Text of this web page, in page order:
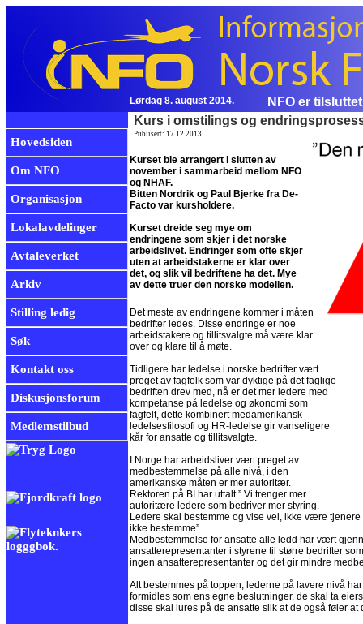
Lørdag 8. august 2014. NFO er
Hovedsiden
Om NFO
Organisasjon
Lokalavdelinger
Avtaleverket
Arkiv
Stilling ledig
Søk
Kontakt oss
Diskusjonsforum
Medlemstilbud
Kurs i omstilings og
Publisert: 17.12.2013
Kurset ble arrangert i slutten av
november i sammarbeid mellom NFO
og NHAF.
Bitten Nordrik og Paul Bjerke fra De-
Facto var kursholdere.
Kurset dreide seg mye om
endringene som skjer i det norske
arbeidslivet. Endringer som ofte skjer
uten at arbeidstakerne er klar over
det, og slik vil bedriftene ha det. Mye
av dette truer den norske modellen.
Det meste av endringene kommer i måten
bedrifter ledes. Disse endringe er noe
arbeidstakere og tillitsvalgte må være klar
over og klare til å møte.
Tidligere har ledelse i norske bedrifter vært
preget av fagfolk som var dyktige på det faglige
bedriften drev med, nå er det mer ledere med
kompetanse på ledelse og økonomi som
fagfelt, dette kombinert medamerikansk
ledelsesfilosofi og HR-ledelse gir vanseligere
kår for ansatte og tillitsvalgte.
I Norge har arbeidsliver vært preget av
medbestemmelse på alle nivå, i den
amerikanske måten er mer autoritær.
Rektoren på BI har uttalt ” Vi trenger mer
autoritære ledere som bedriver mer styring.
Ledere skal bestemme og vise vei, ikke være
ikke bestemme”.
Medbestemmelse for ansatte alle ledd har vært
ansatterepresentanter i styrene til større bedrifter
ingen ansatterepresentanter og det gir mindre
Alt bestemmes på toppen, lederne på lavere nivå
formidles som ens egne beslutninger, de skal ta
disse skal lures på de ansatte slik at de også føler at